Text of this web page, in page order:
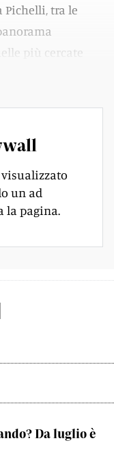
Pichelli, tra le
più cercate
un ad
la pagina.
Da luglio è